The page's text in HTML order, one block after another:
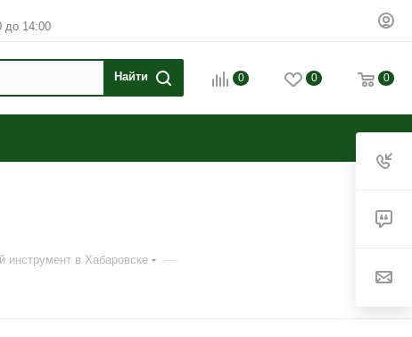
14:00
0 0 0
инструмент в Хабаровске —